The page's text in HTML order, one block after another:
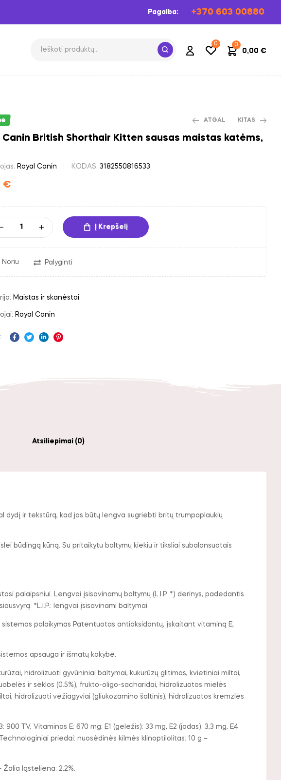
Pagalba: +370 603 00880
0 0
0,00 €
ATGAL KITAS
Canin British Shorthair Kitten sausas maistas katėms,
Royal Canin KODAS: 3182550816533
€
Į Krepšelį
Noriu Palyginti
Maistas ir skanėstai
Royal Canin
Atsiliepimai (0)
dydį ir tekstūrą, kad jas būtų lengva sugriebti britų trumpaplaukių
būdingą kūną. Su pritaikytu baltymų kiekiu ir tiksliai subalansuotais
palaipsniui. Lengvai įsisavinamų baltymų (L.I.P. *) derinys, padedantis
*L.I.P.: lengvai įsisavinami baltymai.
palaikymas Patentuotas antioksidantų, įskaitant vitaminą E,
apsauga ir išmatų kokybė.
hidrolizuoti gyvūniniai baltymai, kukurūzų glitimas, kvietiniai miltai,
ir sėklos (0.5%), frukto-oligo-sacharidai, hidrolizuotos mielės
hidrolizuoti vėžiagyviai (gliukozamino šaltinis), hidrolizuotos kremzlės
TV, Vitaminas E: 670 mg; E1 (geležis): 33 mg, E2 (jodas): 3,3 mg, E4
priedai: nuosėdinės kilmės klinoptilolitas: 10 g –
Žalia ląsteliena: 2,2%.